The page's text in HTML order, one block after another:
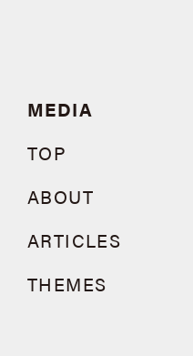
MEDIA
TOP
ABOUT
ARTICLES
THEMES